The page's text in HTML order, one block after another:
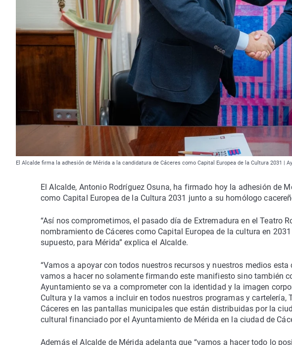
El Alcalde firma la adhesión de Mérida a la candidatura de Cáceres como Capital Europea de la Cultura 2031 |
El Alcalde, Antonio Rodríguez Osuna, ha firmado hoy la adhesión de
como Capital Europea de la Cultura 2031 junto a su homólogo
“Así nos comprometimos, el pasado día de Extremadura en el Teatro
nombramiento de Cáceres como Capital Europea de la cultura en
supuesto, para Mérida” explica el Alcalde.
“Vamos a apoyar con todos nuestros recursos y nuestros medios
vamos a hacer no solamente firmando este manifiesto sino también
Ayuntamiento se va a comprometer con la identidad y la imagen
Cultura y la vamos a incluir en todos nuestros programas y
Cáceres en las pantallas municipales que están distribuidas por la
cultural financiado por el Ayuntamiento de Mérida en la ciudad de
Además el Alcalde de Mérida adelanta que “vamos a hacer todo lo